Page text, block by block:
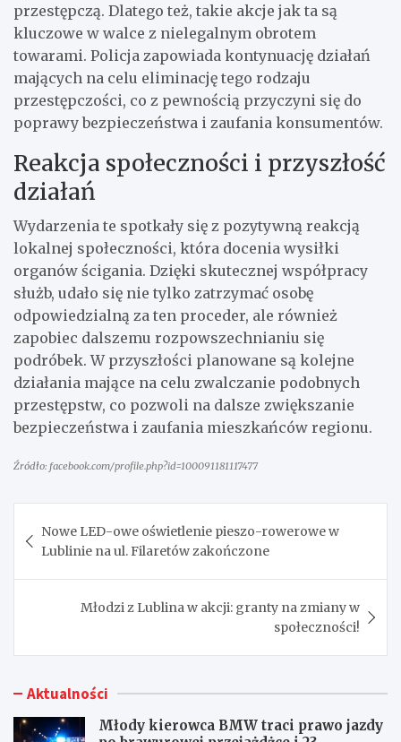
przestępczą. Dlatego też, takie akcje jak ta są
kluczowe w walce z nielegalnym obrotem
towarami. Policja zapowiada kontynuację działań
mających na celu eliminację tego rodzaju
przestępczości, co z pewnością przyczyni się do
poprawy bezpieczeństwa i zaufania konsumentów.
Reakcja społeczności i przyszłość
działań
Wydarzenia te spotkały się z pozytywną reakcją
lokalnej społeczności, która docenia wysiłki
organów ścigania. Dzięki skutecznej współpracy
służb, udało się nie tylko zatrzymać osobę
odpowiedzialną za ten proceder, ale również
zapobiec dalszemu rozpowszechnianiu się
podróbek. W przyszłości planowane są kolejne
działania mające na celu zwalczanie podobnych
przestępstw, co pozwoli na dalsze zwiększanie
bezpieczeństwa i zaufania mieszkańców regionu.
Źródło: facebook.com/profile.php?id=100091181117477
wpisu
Nowe LED-owe oświetlenie pieszo-rowerowe w
Lublinie na ul. Filaretów zakończone
Młodzi z Lublina w akcji: granty na zmiany w
społeczności!
Aktualności
Młody kierowca BMW traci prawo jazdy